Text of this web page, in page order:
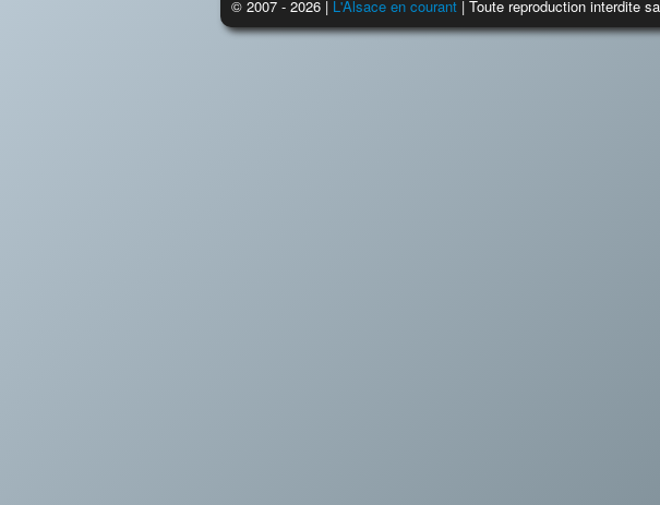
© 2007 - 2026 | L'Alsace en courant | Toute reproduction interdite